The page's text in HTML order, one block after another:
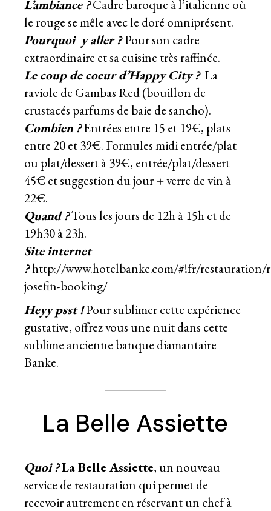
L’ambiance ?Cadre baroque à l’italienne où
le rouge se mêle avec le doré omniprésent.
Pourquoi y aller ?Pour son cadre
extraordinaire et sa cuisine très raffinée.
Le coup de coeur d’Happy City ?La
raviole de Gambas Red (bouillon de
crustacés parfums de baie de sancho).
Combien ?Entrées entre 15 et 19€, plats
entre 20 et 39€. Formules midi entrée/plat
ou plat/dessert à 39€, entrée/plat/dessert
45€ et suggestion du jour + verre de vin à
22€.
Quand ?Tous les jours de 12h à 15h et de
19h30 à 23h.
Site internet
?http://www.hotelbanke.com/#!fr/restauration/
josefin-booking/
Heyy psst !Pour sublimer cette expérience
gustative, offrez vous une nuit dans cette
sublime ancienne banque diamantaire
Banke.
La Belle Assiette
Quoi ?La Belle Assiette, un nouveau
service de restauration qui permet de
recevoir autrement en réservant un chef à